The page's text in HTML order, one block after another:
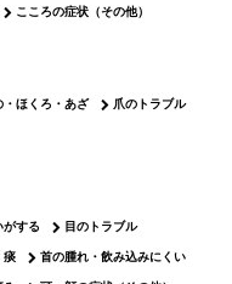
こころの症状（その他）
・ほくろ・あざ 爪のトラブル
がする 目のトラブル
痰 首の腫れ・飲み込みにくい